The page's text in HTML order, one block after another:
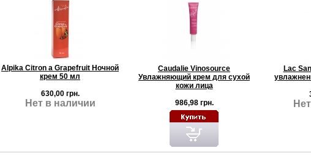
Alpika Citron a Grapefruit Ночной
крем 50 мл
630,00 грн.
Нет в наличии
Caudalie Vinosource
Увлажняющий крем для сухой
кожи лица
986,98 грн.
Lac